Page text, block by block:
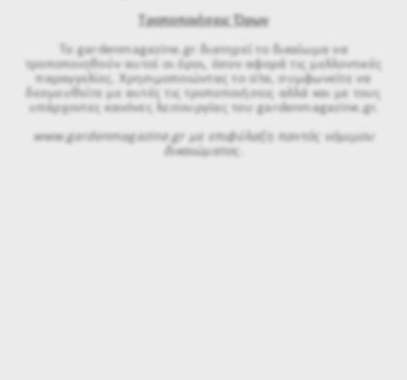
Τροποποιήσεις Όρων
Το gardenmagazine.gr διατηρεί το δικαίωμα να
τροποποιηθούν αυτοί οι όροι, όσον αφορά τις μελλοντικές
παραγγελίες. Χρησιμοποιώντας το site, συμφωνείτε να
δεσμευθείτε με αυτές τις τροποποιήσεις αλλά και με τους
υπάρχοντες κανόνες λειτουργίας του gardenmagazine.gr.
www.gardenmagazine.gr με επιφύλαξη παντός νόμιμου
δικαιώματος.